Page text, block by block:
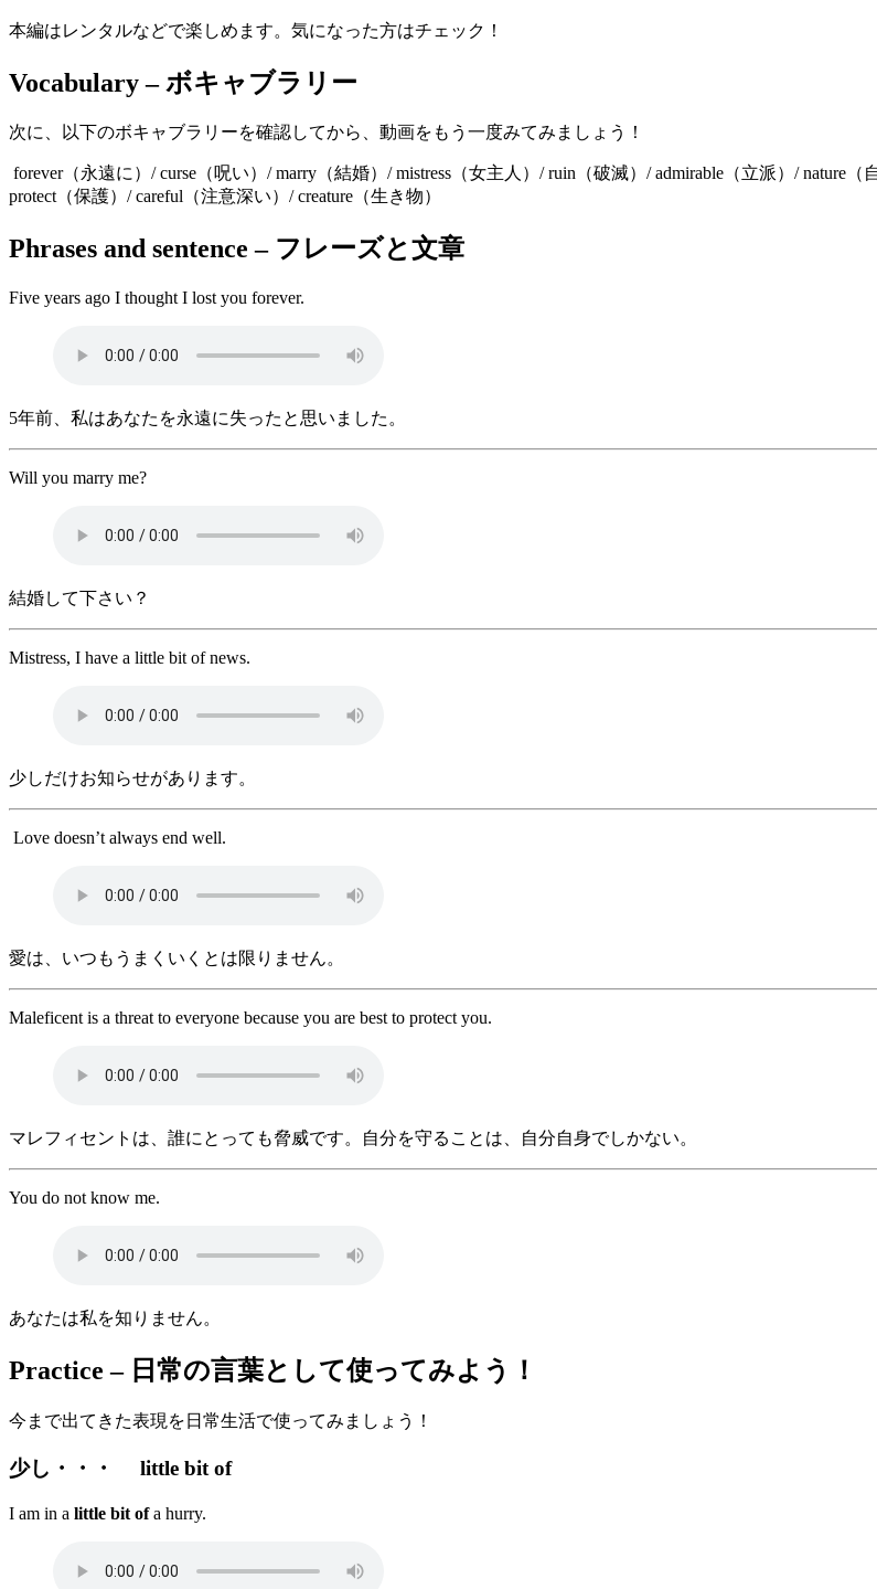
本編はレンタルなどで楽しめます。気になった方はチェック！
Vocabulary – ボキャブラリー
次に、以下のボキャブラリーを確認してから、動画をもう一度みてみましょう！
forever（永遠に）/ curse（呪い）/ marry（結婚）/ mistress（女主人）/ ruin（破滅）/ admirable（立派）/ nature
protect（保護）/ careful（注意深い）/ creature（生き物）
Phrases and sentence – フレーズと文章
Five years ago I thought I lost you forever.
5年前、私はあなたを永遠に失ったと思いました。
Will you marry me?
結婚して下さい？
Mistress, I have a little bit of news.
少しだけお知らせがあります。
Love doesn’t always end well.
愛は、いつもうまくいくとは限りません。
Maleficent is a threat to everyone because you are best to protect you.
マレフィセントは、誰にとっても脅威です。自分を守ることは、自分自身でしかない。
You do not know me.
あなたは私を知りません。
Practice – 日常の言葉として使ってみよう！
今まで出てきた表現を日常生活で使ってみましょう！
少し・・・ little bit of
I am in a little bit ofa hurry.